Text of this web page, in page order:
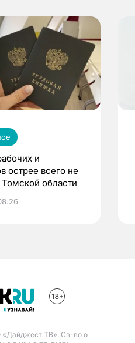
и
острее всего не
Томской области
«Дайджест ТВ». Св-во о